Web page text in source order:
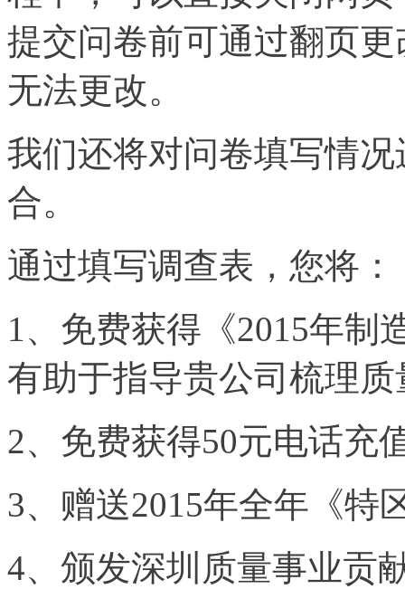
提交问卷前可通过翻页
无法更改。
我们还将对问卷填写情
合。
通过填写调查表，您将：
1、免费获得《2015年制
有助于指导贵公司梳理
2、免费获得50元电话充
3、赠送2015年全年《特
4、颁发深圳质量事业贡